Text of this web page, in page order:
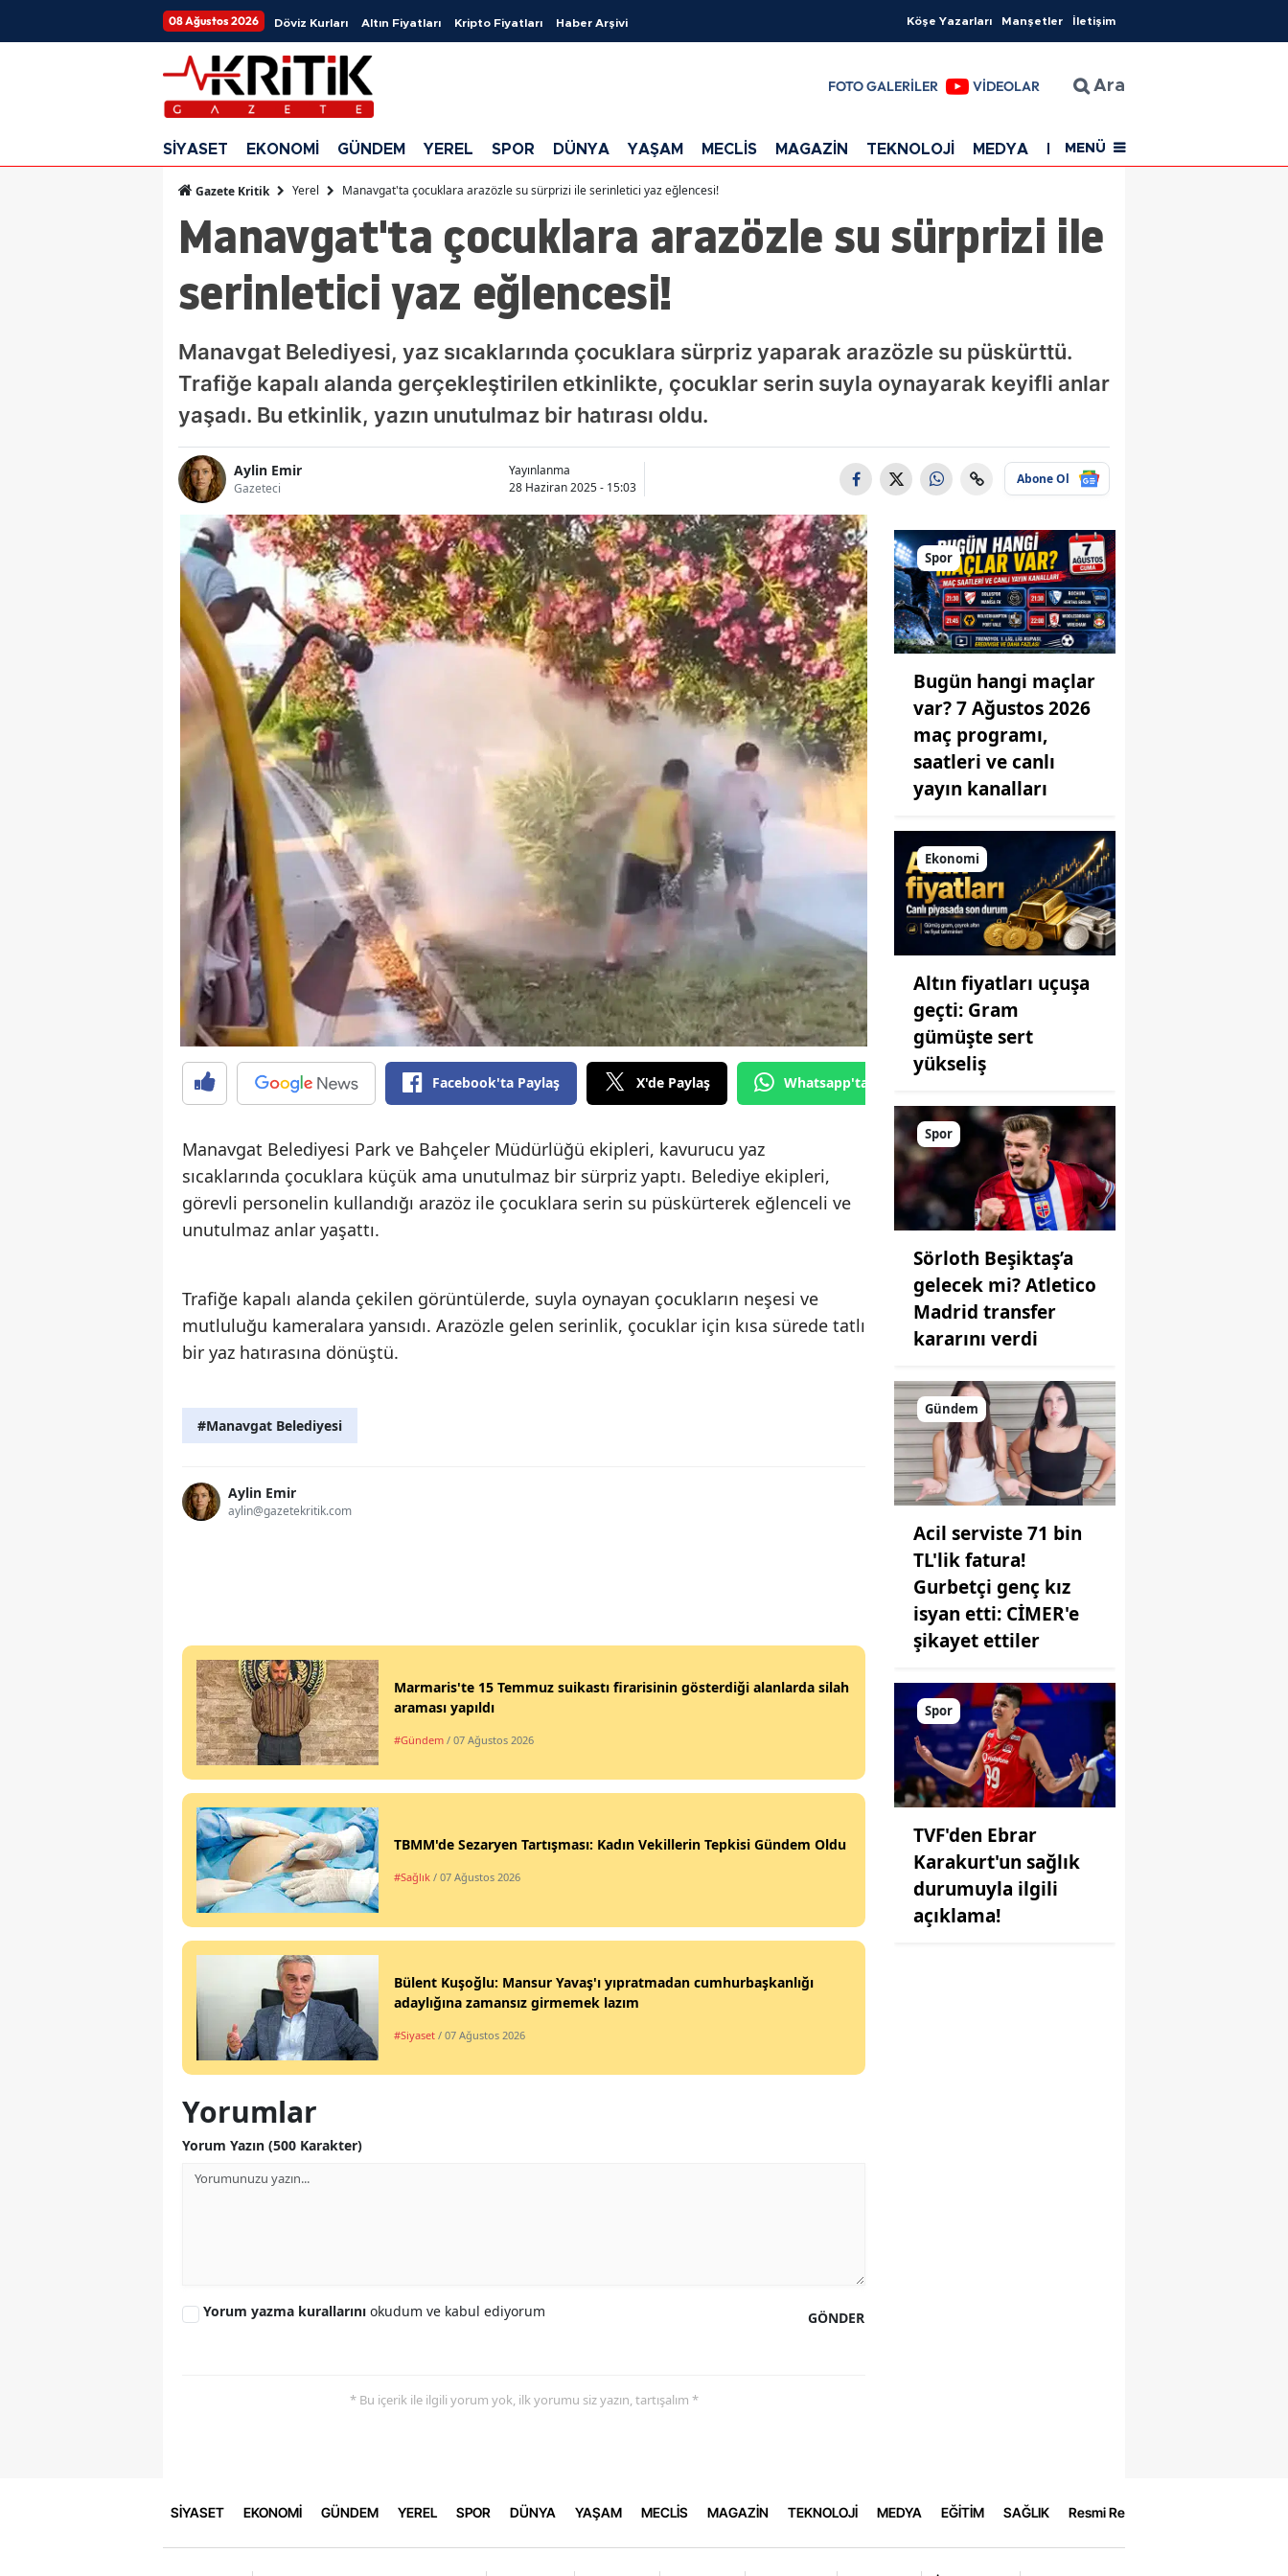
08 Ağustos 2026 Döviz Kurları Altın Fiyatları Kripto Fiyatları Haber Arşivi Köşe Yazarları Manşetler İletişim
FOTO GALERİLER VİDEOLAR Ara
SİYASET EKONOMİ GÜNDEM YEREL SPOR DÜNYA YAŞAM MECLİS MAGAZİN TEKNOLOJİ MEDYA EĞİTİM SAĞLIK
MENÜ
Gazete Kritik Yerel Manavgat'ta çocuklara arazözle su sürprizi ile serinletici yaz eğlencesi!
Manavgat'ta çocuklara arazözle su sürprizi ile
serinletici yaz eğlencesi!
Manavgat Belediyesi, yaz sıcaklarında çocuklara sürpriz yaparak arazözle su püskürttü.
Trafiğe kapalı alanda gerçekleştirilen etkinlikte, çocuklar serin suyla oynayarak keyifli anlar
yaşadı. Bu etkinlik, yazın unutulmaz bir hatırası oldu.
Aylin Emir
Gazeteci
Yayınlanma
28 Haziran 2025 - 15:03
Abone Ol
Facebook'ta Paylaş X'de Paylaş Whatsapp'tan Gönder
Manavgat Belediyesi Park ve Bahçeler Müdürlüğü ekipleri, kavurucu yaz
sıcaklarında çocuklara küçük ama unutulmaz bir sürpriz yaptı. Belediye ekipleri,
görevli personelin kullandığı arazöz ile çocuklara serin su püskürterek eğlenceli ve
unutulmaz anlar yaşattı.
Trafiğe kapalı alanda çekilen görüntülerde, suyla oynayan çocukların neşesi ve
mutluluğu kameralara yansıdı. Arazözle gelen serinlik, çocuklar için kısa sürede tatlı
bir yaz hatırasına dönüştü.
#Manavgat Belediyesi
Aylin Emir
aylin@gazetekritik.com
Marmaris'te 15 Temmuz suikastı firarisinin gösterdiği alanlarda silah
araması yapıldı
#Gündem / 07 Ağustos 2026
TBMM'de Sezaryen Tartışması: Kadın Vekillerin Tepkisi Gündem Oldu
#Sağlık / 07 Ağustos 2026
Bülent Kuşoğlu: Mansur Yavaş'ı yıpratmadan cumhurbaşkanlığı
adaylığına zamansız girmemek lazım
#Siyaset / 07 Ağustos 2026
Yorumlar
Yorum Yazın (500 Karakter)
GÖNDER
Yorum yazma kurallarını okudum ve kabul ediyorum
* Bu içerik ile ilgili yorum yok, ilk yorumu siz yazın, tartışalım *
Spor
Bugün hangi maçlar
var? 7 Ağustos 2026
maç programı,
saatleri ve canlı
yayın kanalları
Ekonomi
Altın fiyatları uçuşa
geçti: Gram
gümüşte sert
yükseliş
Spor
Sörloth Beşiktaş’a
gelecek mi? Atletico
Madrid transfer
kararını verdi
Gündem
Acil serviste 71 bin
TL'lik fatura!
Gurbetçi genç kız
isyan etti: CİMER'e
şikayet ettiler
Spor
TVF'den Ebrar
Karakurt'un sağlık
durumuyla ilgili
açıklama!
SİYASET EKONOMİ GÜNDEM YEREL SPOR DÜNYA YAŞAM MECLİS MAGAZİN TEKNOLOJİ MEDYA EĞİTİM SAĞLIK Resmi Reklamlar